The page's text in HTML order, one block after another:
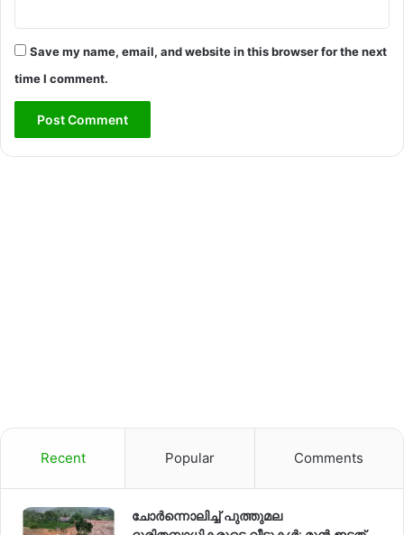
Save my name, email, and website in this browser for the next
time I comment.
Recent Popular Comments
ചോർന്നൊലിച്ച് പുത്തുമല